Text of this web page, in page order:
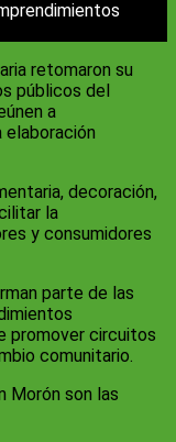
retomaron su
públicos del
a
decoración,
la
y consumidores
parte de las
promover circuitos
comunitario.
Morón son las